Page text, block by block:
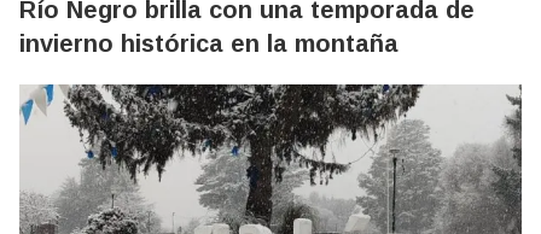
Río Negro brilla con una temporada de
invierno histórica en la montaña